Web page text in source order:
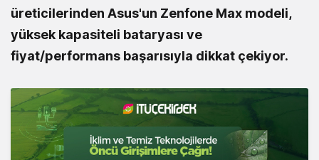
üreticilerinden Asus'un Zenfone Max modeli,
yüksek kapasiteli bataryası ve
fiyat/performans başarısıyla dikkat çekiyor.